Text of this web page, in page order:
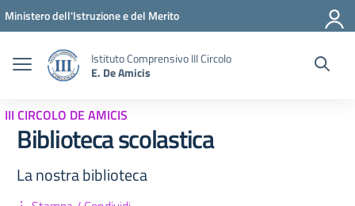
Vai ai contenuti
Vai al menu di navigazione
Vai al footer
Ministero dell'Istruzione e del Merito
Istituto Comprensivo III Circolo
E. De Amicis
III CIRCOLO DE AMICIS
Biblioteca scolastica
La nostra biblioteca